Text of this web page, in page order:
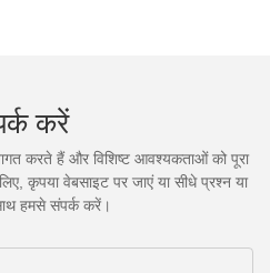
करें
करते हैं और विशिष्ट आवश्यकताओं को पूरा
कृपया वेबसाइट पर जाएं या सीधे प्रश्न या
हमसे संपर्क करें।